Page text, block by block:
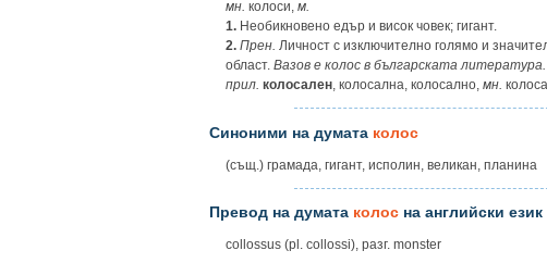
мн. колоси, м.
1. Необикновено едър и висок човек; гигант.
2. Прен. Личност с изключително голямо и
област. Вазов е колос в българската литература.
прил. колосален, колосална, колосално, мн.
Синоними на думата колос
(същ.) грамада, гигант, исполин, великан, планина
Превод на думата колос на английски език
collossus (pl. collossi), разг. monster